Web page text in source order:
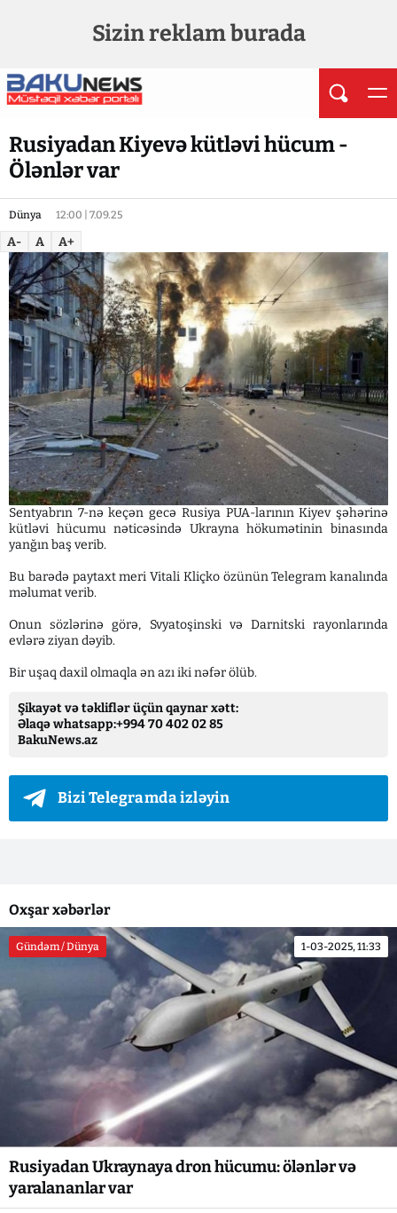
Sizin reklam burada
Rusiyadan Kiyevə kütləvi hücum -
Ölənlər var
Dünya 12:00 | 7.09.25
A- A A+
Sentyabrın 7-nə keçən gecə Rusiya PUA-larının Kiyev şəhərinə
kütləvi hücumu nəticəsində Ukrayna hökumətinin binasında
yanğın baş verib.
Bu barədə paytaxt meri Vitali Kliçko özünün Telegram kanalında
məlumat verib.
Onun sözlərinə görə, Svyatoşinski və Darnitski rayonlarında
evlərə ziyan dəyib.
Bir uşaq daxil olmaqla ən azı iki nəfər ölüb.
Şikayət və təkliflər üçün qaynar xətt:
Əlaqə whatsapp:+994 70 402 02 85
BakuNews.az
Bizi Telegramda izləyin
Oxşar xəbərlər
Gündəm / Dünya 1-03-2025, 11:33
Rusiyadan Ukraynaya dron hücumu: ölənlər və
yaralananlar var